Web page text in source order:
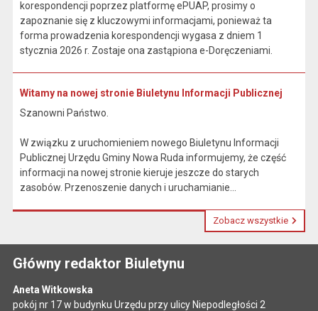
korespondencji poprzez platformę ePUAP, prosimy o
zapoznanie się z kluczowymi informacjami, ponieważ ta
forma prowadzenia korespondencji wygasa z dniem 1
stycznia 2026 r. Zostaje ona zastąpiona e-Doręczeniami.
Witamy na nowej stronie Biuletynu Informacji Publicznej
Szanowni Państwo.
W związku z uruchomieniem nowego Biuletynu Informacji
Publicznej Urzędu Gminy Nowa Ruda informujemy, że część
informacji na nowej stronie kieruje jeszcze do starych
zasobów. Przenoszenie danych i uruchamianie...
Zobacz wszystkie
Główny redaktor Biuletynu
Aneta Witkowska
pokój nr 17 w budynku Urzędu przy ulicy Niepodległości 2